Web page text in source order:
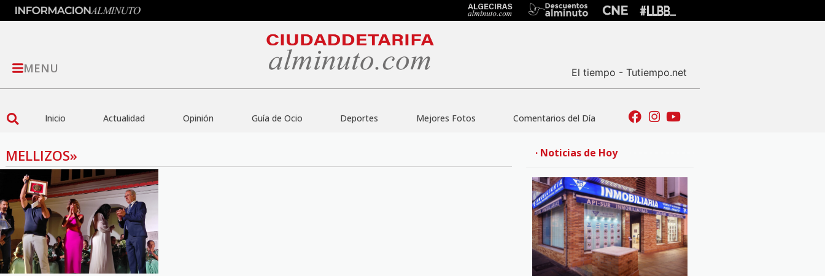
MENU El tiempo - Tutiempo.net
Inicio Actualidad Opinión Guía de Ocio Deportes Mejores Fotos Comentarios del Día
MELLIZOS» · Noticias de Hoy